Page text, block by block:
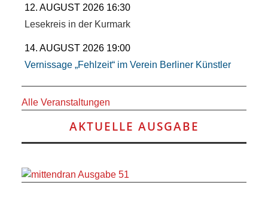
SACHE
MITEINANDER
RAUM UND
VERKEHR
BAUEN
12. AUGUST 2026 16:30
Lesekreis in der Kurmark
14. AUGUST 2026 19:00
Vernissage „Fehlzeit“ im Verein Berliner Künstler
Alle Veranstaltungen
AKTUELLE AUSGABE